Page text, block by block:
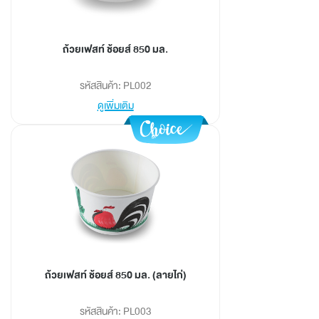
ถ้วยเฟสท์ ช้อยส์ 850 มล.
รหัสสินค้า: PL002
ดูเพิ่มเติม
ถ้วยเฟสท์ ช้อยส์ 850 มล. (ลายไก่)
รหัสสินค้า: PL003